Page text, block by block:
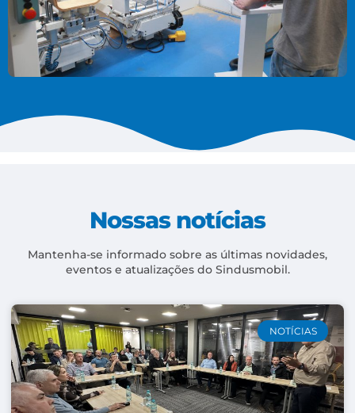
Nossas notícias
Mantenha-se informado sobre as últimas novidades,
eventos e atualizações do Sindusmobil.
NOTÍCIAS